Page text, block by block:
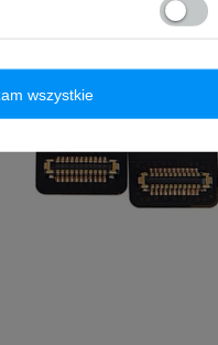
wszystkie